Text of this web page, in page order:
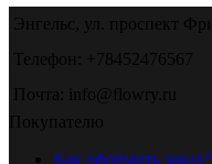
Энгельс, ул. проспект
Телефон: +78452476567
Почта: info@flowry.ru
Покупателю
Как оформить заказ?